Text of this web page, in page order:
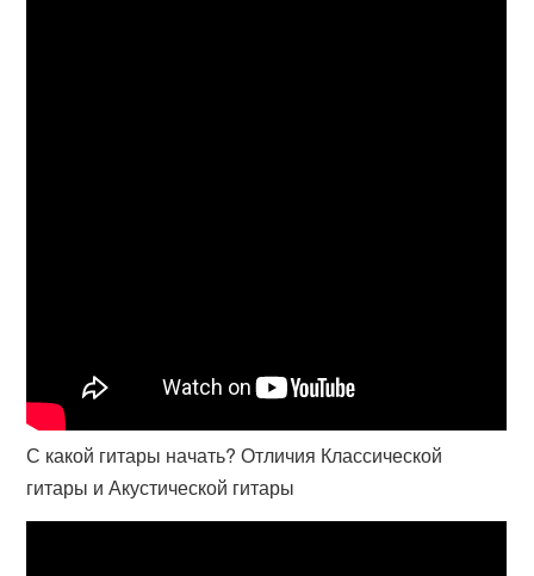
С какой гитары начать? Отличия Классической
гитары и Акустической гитары